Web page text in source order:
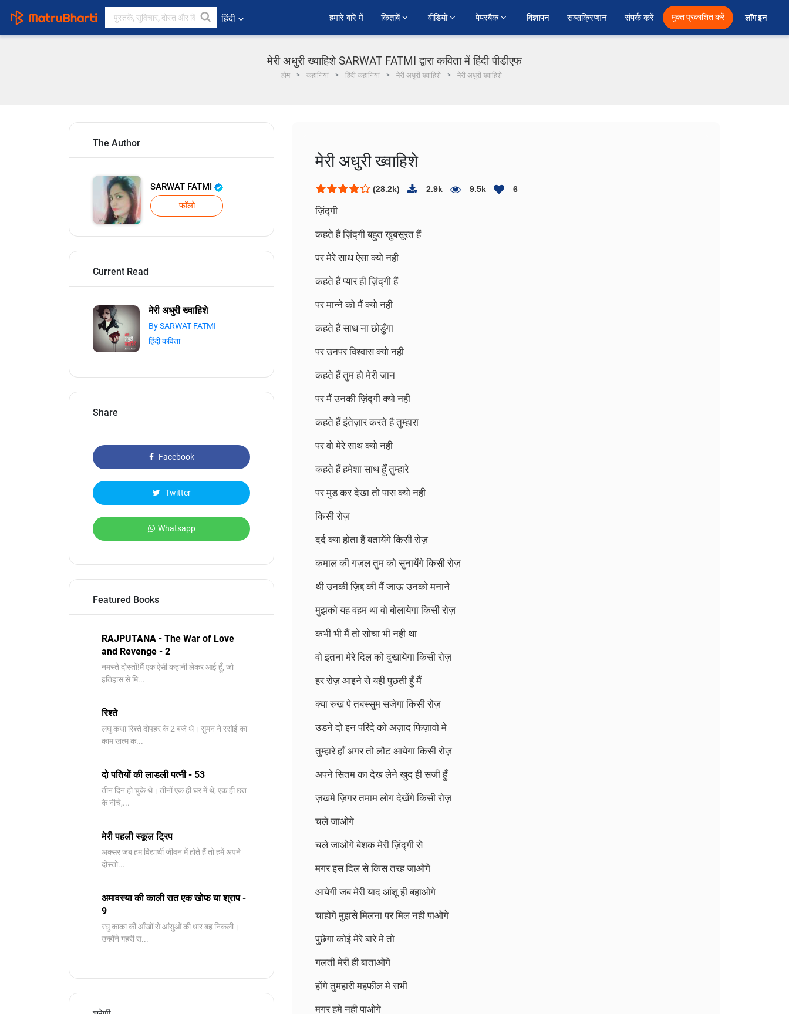
हिंदी हमारे बारे में किताबें वीडियो पेपरबैक विज्ञापन सब्सक्रिप्शन संपर्क करें मुक्त प्रकाशित करें लॉग इन
मेरी अधुरी ख्वाहिशे SARWAT FATMI द्वारा कविता में हिंदी पीडीएफ
होम कहानियां हिंदी कहानियां मेरी अधुरी ख्वाहिशे मेरी अधुरी ख्वाहिशे
The Author
SARWAT FATMI
फॉलो
Current Read
मेरी अधुरी ख्वाहिशे
By SARWAT FATMI
हिंदी कविता
Share
Facebook
Twitter
Whatsapp
Featured Books
RAJPUTANA - The War of Love
and Revenge - 2
नमस्ते दोस्तों!मैं एक ऐसी कहानी लेकर आई हूँ, जो
इतिहास से मि...
रिश्ते
लघु कथा रिश्ते दोपहर के 2 बजे थे। सुमन ने रसोई का
काम खत्म क...
दो पतियों की लाडली पत्नी - 53
तीन दिन हो चुके थे। तीनों एक ही घर में थे, एक ही छत
के नीचे,...
मेरी पहली स्कूल ट्रिप
अक्सर जब हम विद्यार्थी जीवन में होते हैं तो हमें अपने
दोस्तो...
अमावस्या की काली रात एक खोफ या श्राप -
9
रघु काका की आँखों से आंसुओं की धार बह निकली।
उन्होंने गहरी स...
मेरी अधुरी ख्वाहिशे
(28.2k) 2.9k 9.5k 6
ज़िंद्गी
कहते हैं ज़िंद्गी बहुत खुबसूरत हैं
पर मेरे साथ ऐसा क्यो नही
कहते हैं प्यार ही ज़िंद्गी हैं
पर मान्ने को मैं क्यो नही
कहते हैं साथ ना छोडुँगा
पर उनपर विश्वास क्यो नही
कहते हैं तुम हो मेरी जान
पर मैं उनकी ज़िंद्गी क्यो नही
कहते हैं इंतेज़ार करते है तुम्हारा
पर वो मेरे साथ क्यो नही
कहते हैं हमेशा साथ हूँ तुम्हारे
पर मुड कर देखा तो पास क्यो नही
किसी रोज़
दर्द क्या होता हैं बतायेंगे किसी रोज़
कमाल की गज़ल तुम को सुनायेंगे किसी रोज़
थी उनकी ज़िद्द की मैं जाऊ उनको मनाने
मुझको यह वहम था वो बोलायेगा किसी रोज़
कभी भी मैं तो सोचा भी नही था
वो इतना मेरे दिल को दुखायेगा किसी रोज़
हर रोज़ आइने से यही पुछती हुँ मैं
क्या रुख पे तबस्सुम सजेगा किसी रोज़
उडने दो इन परिंदे को अज़ाद फिज़ावो मे
तुम्हारे हाँ अगर तो लौट आयेगा किसी रोज़
अपने सितम का देख लेने खुद ही सजी हुँ
ज़खमे ज़िगर तमाम लोग देखेंगे किसी रोज़
चले जाओगे
चले जाओगे बेशक मेरी ज़िंद्गी से
मगर इस दिल से किस तरह जाओगे
आयेगी जब मेरी याद आंशू ही बहाओगे
चाहोगे मुझसे मिलना पर मिल नही पाओगे
पुछेगा कोई मेरे बारे मे तो
गलती मेरी ही बाताओगे
होंगे तुमहारी महफील मे सभी
मगर हमे नही पाओगे